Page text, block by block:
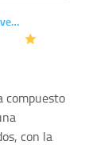
compuesto
con la